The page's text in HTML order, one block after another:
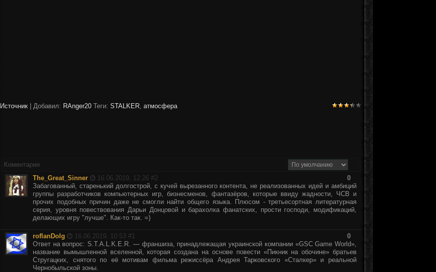
Источник | Добавил: RAnger20 Теги: STALKER атмосфера
Коментарии
The_Great_Sinner
16.06.2019, 12:26 #2
0
Забагованный, старенький долгострой, с кучей вырезанного контента, не реализованных идей и амбиций
группы разработчиков компьютерных игр, бизнесменов, фантазёров, которые ввиду жадности, ЧСВ и
прочих подобных причин даже не смогли найти общего языка. Плюсом - третьесортная литературная
серия, уровня повествования Дарьи Донцовой и барахолка фанатских, прости господи, модификаций,
делающих игру "лучше". Как-то так. =)
roflanDolg 16.06.2019, 10:53 #1
0
Ответ на вопрос: S.T.A.L.K.E.R. — франшиза, принадлежащая украинской компании «GSC Game World»,
название вымышленной вселенной, которая создана на основе повести «Пикник на обочине» братьев
Стругацких, снятого по её мотивам фильма режиссёра Андрея Тарковского «Сталкер» и реальной
Чернобыльской зоны.